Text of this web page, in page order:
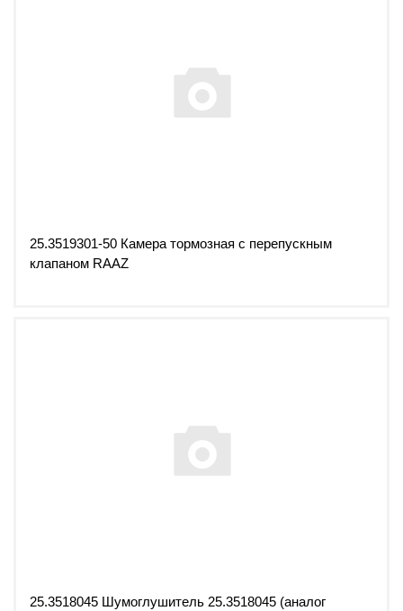
25.3519301-50 Камера тормозная с перепускным
клапаном RAAZ
25.3518045 Шумоглушитель 25.3518045 (аналог